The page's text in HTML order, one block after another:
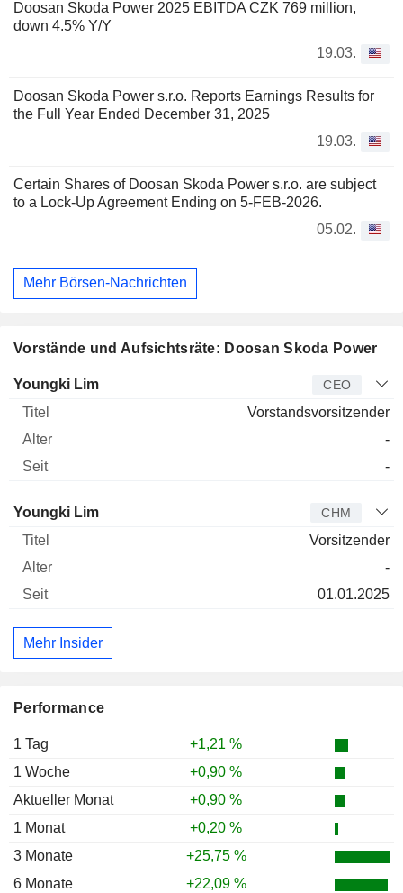
Doosan Skoda Power 2025 EBITDA CZK 769 million,
down 4.5% Y/Y
19.03.
Doosan Skoda Power s.r.o. Reports Earnings Results for
the Full Year Ended December 31, 2025
19.03.
Certain Shares of Doosan Skoda Power s.r.o. are subject
to a Lock-Up Agreement Ending on 5-FEB-2026.
05.02.
Mehr Börsen-Nachrichten
Performance
1 Tag
+1,21 %
1 Woche
+0,90 %
Aktueller Monat
+0,90 %
1 Monat
+0,20 %
3 Monate
+25,75 %
6 Monate
+22,09 %
Vorstände und Aufsichtsräte: Doosan Skoda Power
Manager Titel
Youngki Lim CEO
Vorstandsvorsitzender
-
-
Verwaltungsratsmitglied
Youngki Lim CHM
Vorsitzender
-
01.01.2025
Mehr Insider